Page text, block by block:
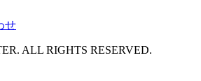
せ
ALL RIGHTS RESERVED.